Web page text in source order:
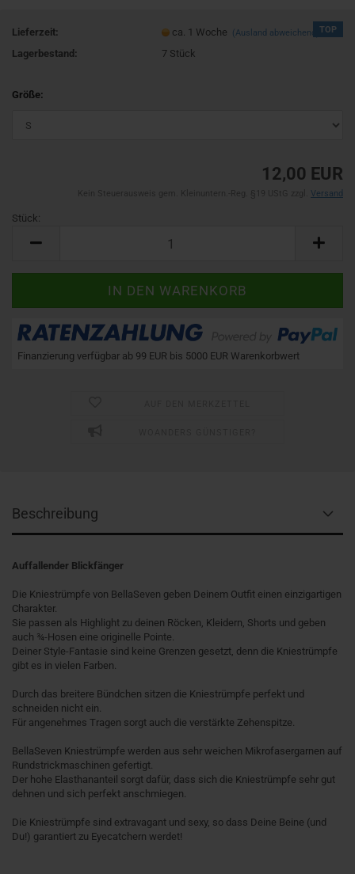
TOP
Lieferzeit: ca. 1 Woche (Ausland abweichend)
Lagerbestand: 7 Stück
Größe:
12,00 EUR
Versand
Stück:
Finanzierung verfügbar ab 99 EUR bis 5000 EUR Warenkorbwert
Beschreibung
Auffallender Blickfänger
Die Kniestrümpfe von BellaSeven geben Deinem Outfit einen einzigartigen
Charakter.
Sie passen als Highlight zu deinen Röcken, Kleidern, Shorts und geben
auch ¾-Hosen eine originelle Pointe.
Deiner Style-Fantasie sind keine Grenzen gesetzt, denn die Kniestrümpfe
gibt es in vielen Farben.
Durch das breitere Bündchen sitzen die Kniestrümpfe perfekt und
schneiden nicht ein.
Für angenehmes Tragen sorgt auch die verstärkte Zehenspitze.
BellaSeven Kniestrümpfe werden aus sehr weichen Mikrofasergarnen auf
Rundstrickmaschinen gefertigt.
Der hohe Elasthananteil sorgt dafür, dass sich die Kniestrümpfe sehr gut
dehnen und sich perfekt anschmiegen.
Die Kniestrümpfe sind extravagant und sexy, so dass Deine Beine (und
Du!) garantiert zu Eyecatchern werdet!